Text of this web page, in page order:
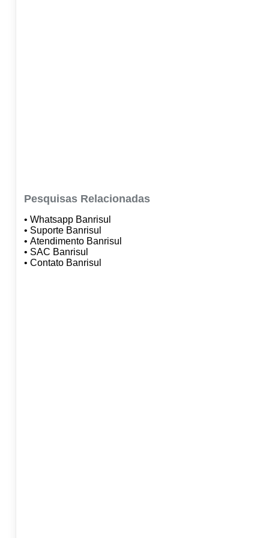
Pesquisas Relacionadas
• Whatsapp Banrisul
• Suporte Banrisul
• Atendimento Banrisul
• SAC Banrisul
• Contato Banrisul